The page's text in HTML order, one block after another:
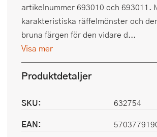
artikelnummer 693010 och 693011.
karakteristiska räffelmönster och
bruna färgen för den vidare d...
Visa mer
Produktdetaljer
SKU:
632754
EAN: